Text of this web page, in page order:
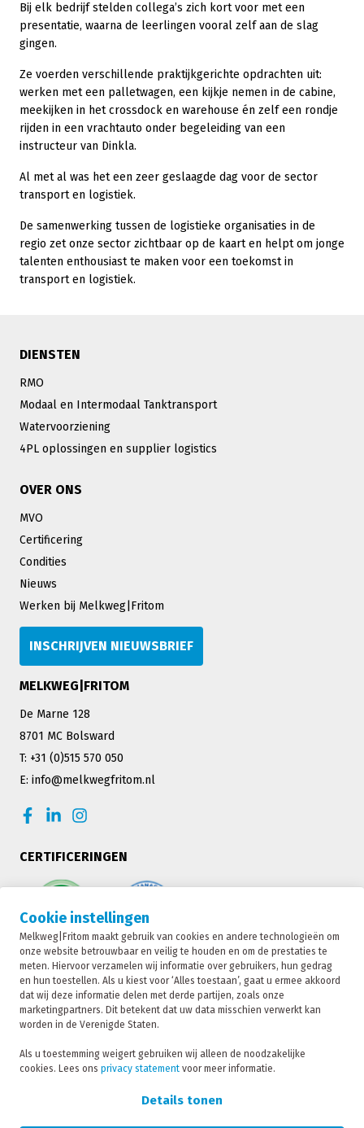
Cookie instellingen
Melkweg|Fritom maakt gebruik van cookies en andere technologieën om
onze website betrouwbaar en veilig te houden en om de prestaties te
meten. Hiervoor verzamelen wij informatie over gebruikers, hun gedrag
en hun toestellen. Als u kiest voor ‘Alles toestaan’, gaat u ermee akkoord
dat wij deze informatie delen met derde partijen, zoals onze
marketingpartners. Dit betekent dat uw data misschien verwerkt kan
worden in de Verenigde Staten.
Als u toestemming weigert gebruiken wij alleen de noodzakelijke
cookies. Lees onsprivacy statement voor meer informatie.
Details tonen
Bij elk bedrijf stelden collega’s zich kort voor met een
presentatie, waarna de leerlingen vooral zelf aan de slag
gingen.
Ze voerden verschillende praktijkgerichte opdrachten uit:
werken met een palletwagen, een kijkje nemen in de cabine,
meekijken in het crossdock en warehouse én zelf een rondje
rijden in een vrachtauto onder begeleiding van een
instructeur van Dinkla.
Al met al was het een zeer geslaagde dag voor de sector
transport en logistiek.
De samenwerking tussen de logistieke organisaties in de
regio zet onze sector zichtbaar op de kaart en helpt om jonge
talenten enthousiast te maken voor een toekomst in
transport en logistiek.
DIENSTEN
RMO
Modaal en Intermodaal Tanktransport
Watervoorziening
4PL oplossingen en supplier logistics
OVER ONS
MVO
Certificering
Condities
Nieuws
Werken bij Melkweg|Fritom
INSCHRIJVEN NIEUWSBRIEF
MELKWEG|FRITOM
De Marne 128
8701 MC Bolsward
T: +31 (0)515 570 050
E: info@melkwegfritom.nl
CERTIFICERINGEN
Melkweg|Fritom is onderdeel van de Fritom Group